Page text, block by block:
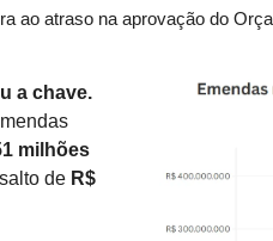
ao atraso na aprovação do
a chave.
milhões
de R$